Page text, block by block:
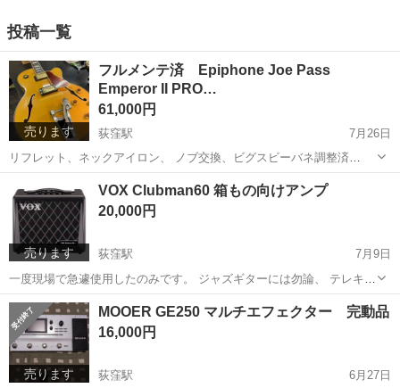
投稿一覧
売ります
フルメンテ済 Epiphone Joe Pass
Emperor II PRO…
61,000円
荻窪駅
7月26日
リフレット、ネックアイロン、 ノブ交換、ビグスビーバネ調整済
2000年頃のとてもいいフルアコです。 アンプ直でも、歪みとの相性も
良かったです。 Epiphoneハードケース付。
弦楽器、ギター Epiphone
売ります
VOX Clubman60 箱もの向けアンプ
20,000円
荻窪駅
7月9日
一度現場で急遽使用したのみです。 ジャズギターには勿論、 テレキャ
スターで試した際にも満足でした。
東京 杉並区
売ります
MOOER GE250 マルチエフェクター 完動品
16,000円
荻窪駅
6月27日